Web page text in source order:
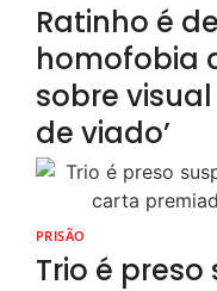
Ratinho é
homofobia
sobre
de viado’
PRISÃO
Trio é